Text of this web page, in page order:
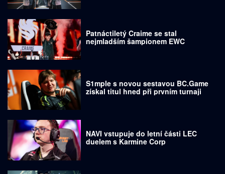
Patnáctiletý Craime se stal
nejmladším šampionem EWC
S1mple s novou sestavou BC.Game
získal titul hned při prvním turnaji
NAVI vstupuje do letní části LEC
duelem s Karmine Corp